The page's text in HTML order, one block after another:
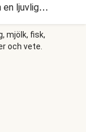
ljuvlig
mjölk, fisk,
och vete.